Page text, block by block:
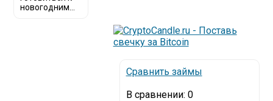
новогодним...
Сравнить займы
В сравнении: 0